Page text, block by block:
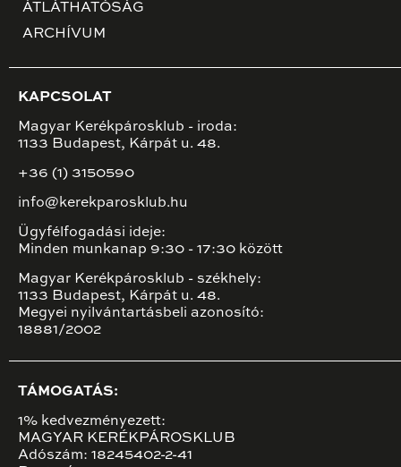
ÁTLÁTHATÓSÁG
ARCHÍVUM
KAPCSOLAT
Magyar Kerékpárosklub - iroda:
1133 Budapest, Kárpát u. 48.
+36 (1) 3150590
info@kerekparosklub.hu
Ügyfélfogadási ideje:
Minden munkanap 9:30 - 17:30 között
Magyar Kerékpárosklub - székhely:
1133 Budapest, Kárpát u. 48.
Megyei nyilvántartásbeli azonosító:
18881/2002
TÁMOGATÁS:
1% kedvezményezett:
MAGYAR KERÉKPÁROSKLUB
Adószám: 18245402-2-41